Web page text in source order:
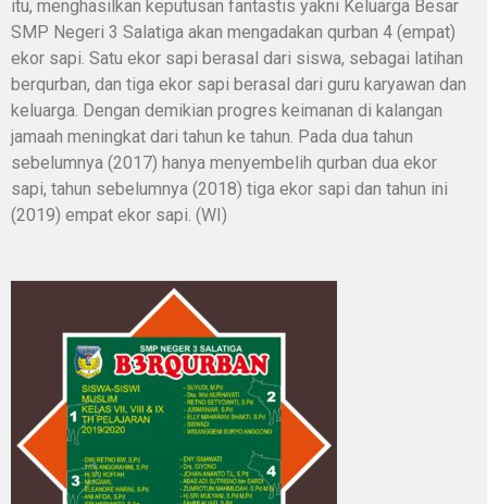
itu, menghasilkan keputusan fantastis yakni Keluarga Besar
SMP Negeri 3 Salatiga akan mengadakan qurban 4 (empat)
ekor sapi. Satu ekor sapi berasal dari siswa, sebagai latihan
berqurban, dan tiga ekor sapi berasal dari guru karyawan dan
keluarga. Dengan demikian progres keimanan di kalangan
jamaah meningkat dari tahun ke tahun. Pada dua tahun
sebelumnya (2017) hanya menyembelih qurban dua ekor
sapi, tahun sebelumnya (2018) tiga ekor sapi dan tahun ini
(2019) empat ekor sapi. (WI)